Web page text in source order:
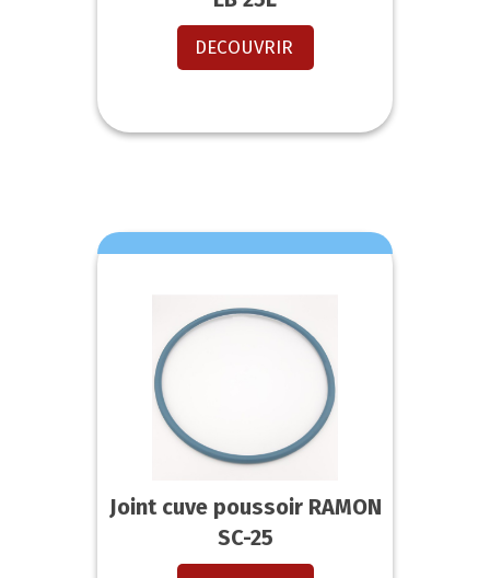
DECOUVRIR
Joint cuve poussoir RAMON
SC-25